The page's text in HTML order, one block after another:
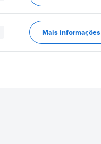
Mais informações